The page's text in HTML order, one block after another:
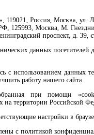
или ссылку ниже
Россия, Москва, ул.
125993, Москва, М.
проспект, д. 39,
данных посетителей
с использованием
работу нашего сайта.
при помощи
на территории Российской
настройки в
с политикой